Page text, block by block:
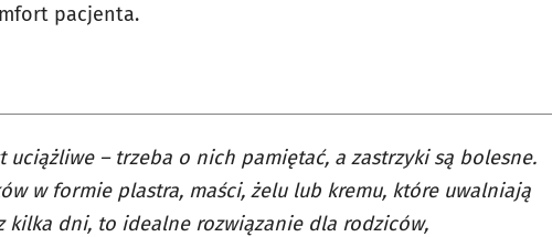
pacjenta.
uciążliwe – trzeba o nich pamiętać, a zastrzyki są bolesne.
w formie plastra, maści, żelu lub kremu, które uwalniają
kilka dni, to idealne rozwiązanie dla rodziców,